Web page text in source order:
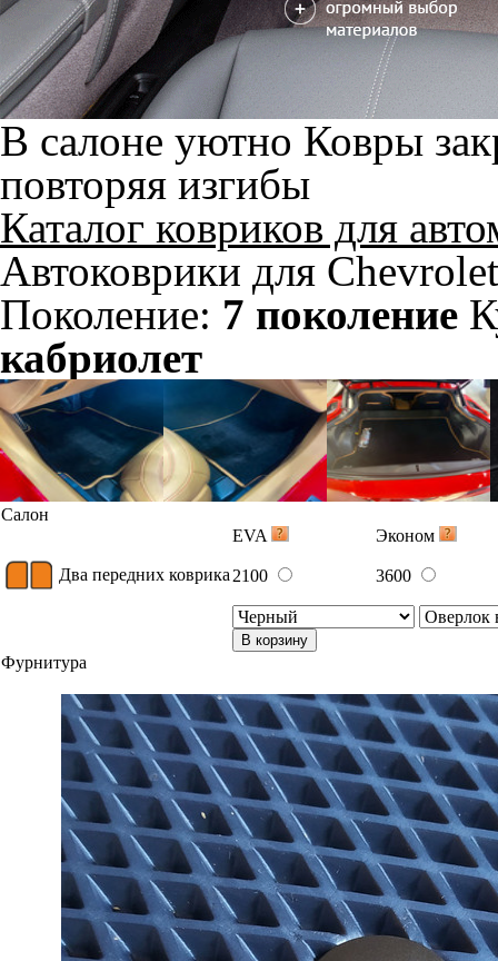
В салоне уютно Ковры
повторяя изгибы
Каталог ковриков для
Автоковрики для
Поколение: 7 поколение
кабриолет
Салон
EVA
Эконом
Два передних коврика 2100 3600
В корзину
Фурнитура